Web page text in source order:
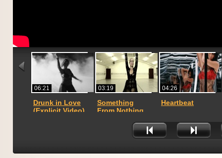
06:21
Drunk in Love
(Explicit Video)
03:19
Something
From Nothing
04:26
Heartbeat